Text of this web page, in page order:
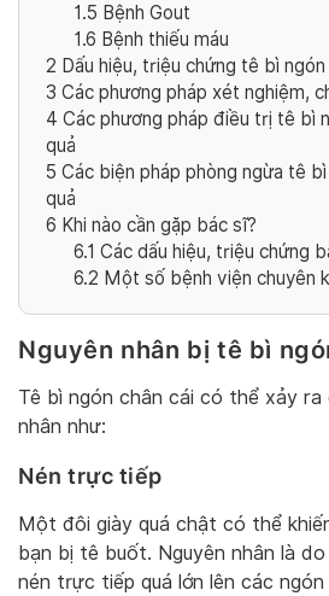
1.5 Bệnh Gout
1.6 Bệnh thiếu máu
2 Dấu hiệu, triệu chứng tê bì ngón
3 Các phương pháp xét nghiệm,
4 Các phương pháp điều trị tê bì
quả
5 Các biện pháp phòng ngừa tê
quả
6 Khi nào cần gặp bác sĩ?
6.1 Các dấu hiệu, triệu chứng
6.2 Một số bệnh viện chuyên
Nguyên nhân bị tê bì
Tê bì ngón chân cái có thể xảy ra
nhân như:
Nén trực tiếp
Một đôi giày quá chật có thể
bạn bị tê buốt. Nguyên nhân là
nén trực tiếp quá lớn lên các ngón